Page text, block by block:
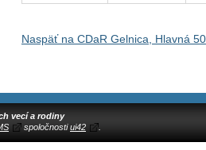
Naspäť na CDaR Gelnica, Hlavná 50
vecí a rodiny
spoločnostiui42